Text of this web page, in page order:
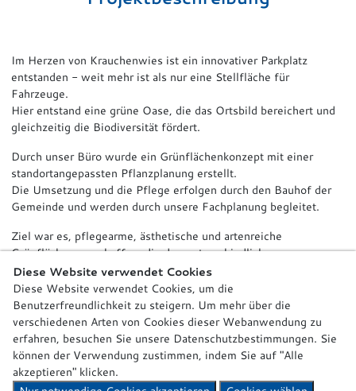
Im Herzen von Krauchenwies ist ein innovativer Parkplatz
entstanden - weit mehr ist als nur eine Stellfläche für
Fahrzeuge.
Hier entstand eine grüne Oase, die das Ortsbild bereichert und
gleichzeitig die Biodiversität fördert.
Durch unser Büro wurde ein Grünflächenkonzept mit einer
standortangepassten Pflanzplanung erstellt.
Die Umsetzung und die Pflege erfolgen durch den Bauhof der
Gemeinde und werden durch unsere Fachplanung begleitet.
Ziel war es, pflegearme, ästhetische und artenreiche
Grünflächen zu schaffen, die den unterschiedlichen
Standortbedingungen und Anforderungen gerecht werden.
So zeichnet sich die Gestaltung durch eine vielfältige Auswahl
an heimischen Wildstauden, Gräsern und Gehölzen aus, die
zahlreichen Insekten und Kleintieren Nahrung und Unterschlupf
bieten.
Der Zugangsbereich wird durch hohe Gräser und Stauden
gefasst, entlang der Betonmauer sorgt eine mehrjährige
Diese Website verwendet Cookies
Diese Website verwendet Cookies, um die
Benutzerfreundlichkeit zu steigern. Um mehr über die
verschiedenen Arten von Cookies dieser Webanwendung zu
erfahren, besuchen Sie unsere Datenschutzbestimmungen. Sie
können der Verwendung zustimmen, indem Sie auf "Alle
akzeptieren" klicken.